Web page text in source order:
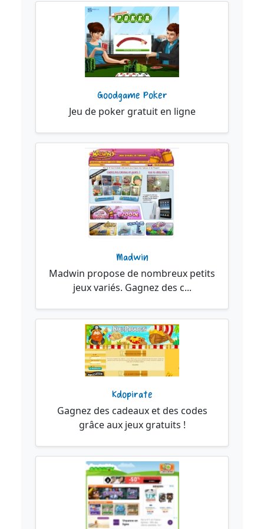
Goodgame Poker
Jeu de poker gratuit en ligne
Madwin
Madwin propose de nombreux petits
jeux variés. Gagnez des c...
Kdopirate
Gagnez des cadeaux et des codes
grâce aux jeux gratuits !